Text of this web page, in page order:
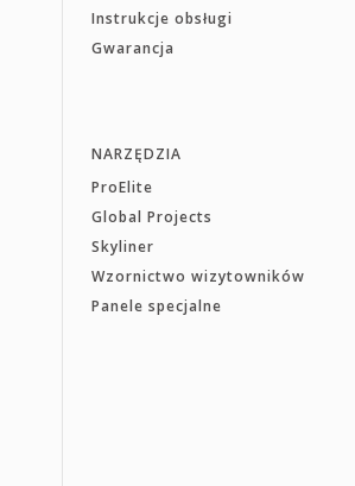
Instrukcje obsługi
Gwarancja
NARZĘDZIA
ProElite
Global Projects
Skyliner
Wzornictwo wizytowników
Panele specjalne